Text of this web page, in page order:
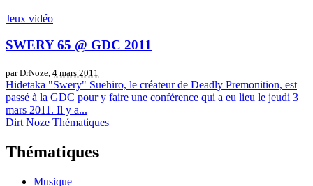
Jeux vidéo
SWERY 65 @ GDC 2011
par DrNoze, 4 mars 2011
Hidetaka "Swery" Suehiro, le créateur de Deadly Premonition, est
passé à la GDC pour y faire une conférence qui a eu lieu le jeudi 3
mars 2011. Il y a...
Dirt Noze Thématiques
Thématiques
Musique